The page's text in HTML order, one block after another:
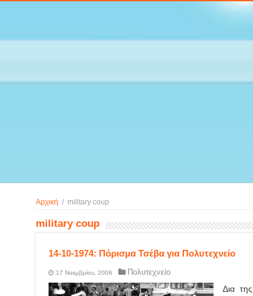
Αρχική / military coup
military coup
14-10-1974: Πόρισμα Τσέβα για Πολυτεχνείο
17 Νοεμβρίου, 2006 Πολυτεχνείο
Δια